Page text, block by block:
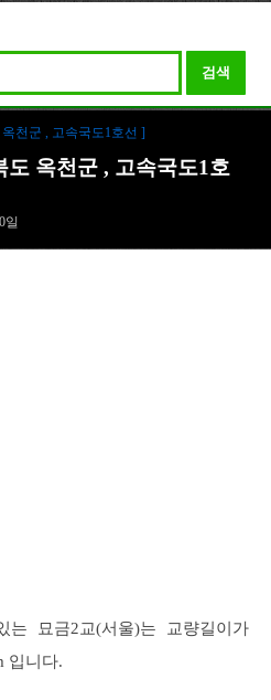
검색
천군 , 고속국도1호선 ]
도 옥천군 , 고속국도1호
일
는 묘금2교(서울)는 교량길이가
입니다.